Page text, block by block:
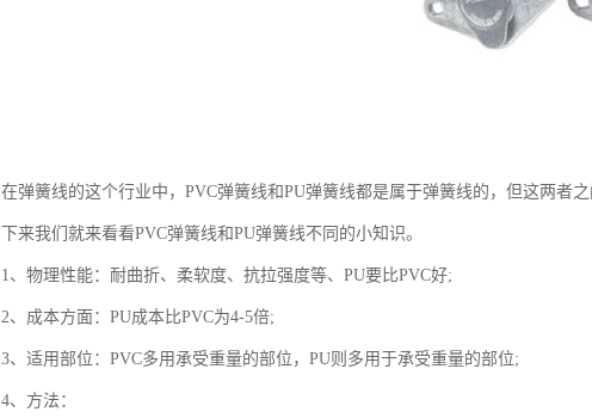
在弹簧线的这个行业中，PVC弹簧线和PU弹簧线都是属于弹簧线的，但这两者
下来我们就来看看PVC弹簧线和PU弹簧线不同的小知识。
1、物理性能：耐曲折、柔软度、抗拉强度等、PU要比PVC好;
2、成本方面：PU成本比PVC为4-5倍;
3、适用部位：PVC多用承受重量的部位，PU则多用于承受重量的部位;
4、方法：